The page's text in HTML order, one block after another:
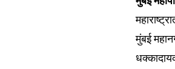
Join
of
मुंबई